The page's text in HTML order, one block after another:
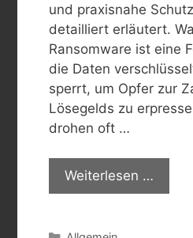
und praxisnahe
detailliert erläutert.
Ransomware ist eine
die Daten
sperrt, um Opfer zur
Lösegelds zu
drohen oft …
Weiterlesen …